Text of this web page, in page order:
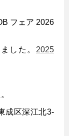
フェア 2026
した。 2025
成区深江北3-